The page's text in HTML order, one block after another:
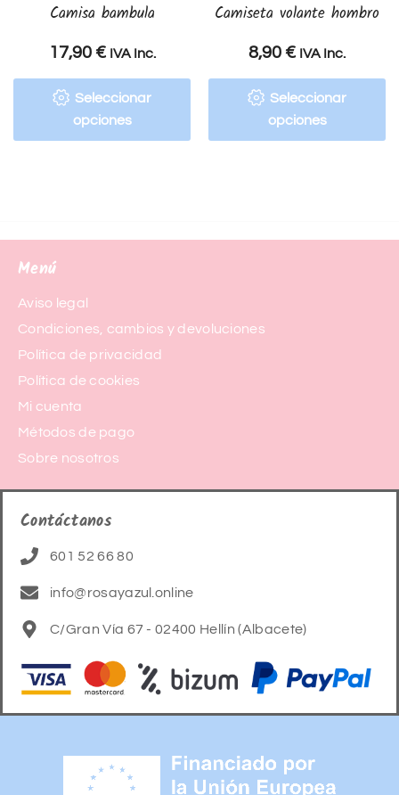
Camisa bambula
17,90 € IVA Inc.
Seleccionar
opciones
Camiseta volante hombro
8,90 € IVA Inc.
Seleccionar
opciones
Menú
Aviso legal
Condiciones, cambios y devoluciones
Política de privacidad
Política de cookies
Mi cuenta
Métodos de pago
Sobre nosotros
Contáctanos
601 52 66 80
info@rosayazul.online
C/Gran Vía 67 - 02400 Hellín (Albacete)